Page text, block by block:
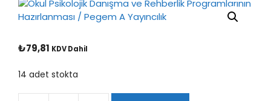
₺79,81 KDV Dahil
14 adet stokta